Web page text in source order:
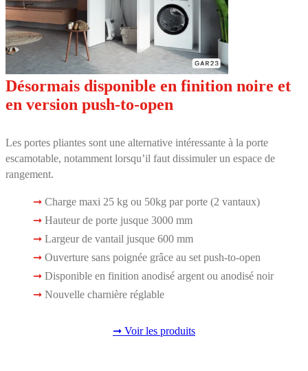
Désormais disponible en finition noire et
en version push-to-open
Les portes pliantes sont une alternative intéressante à la porte
escamotable, notamment lorsqu’il faut dissimuler un espace de
rangement.
Charge maxi 25 kg ou 50kg par porte (2 vantaux)
Hauteur de porte jusque 3000 mm
Largeur de vantail jusque 600 mm
Ouverture sans poignée grâce au set push-to-open
Disponible en finition anodisé argent ou anodisé noir
Nouvelle charnière réglable
➞ Voir les produits